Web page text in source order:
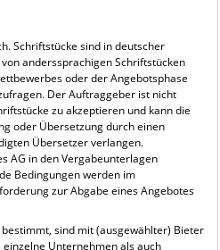
Schriftstücke sind in deutscher
anderssprachigen Schriftstücken
oder der Angebotsphase
Der Auftraggeber ist nicht
zu akzeptieren und kann die
oder Übersetzung durch einen
Übersetzer verlangen.
AG in den Vergabeunterlagen
Bedingungen werden im
zur Abgabe eines Angebotes
sind mit (ausgewählter) Bieter
Unternehmen als auch